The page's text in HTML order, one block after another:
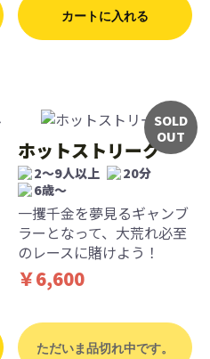
カートに入れる
SOLD
OUT
ホットストリーク
2〜9人以上
20分
6歳〜
一攫千金を夢見るギャンブ
ラーとなって、大荒れ必至
のレースに賭けよう！
￥6,600
ただいま品切れ中です。